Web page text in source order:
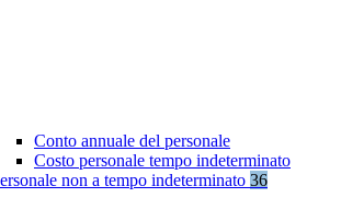
Conto annuale del personale
Costo personale tempo indeterminato
non a tempo indeterminato 36